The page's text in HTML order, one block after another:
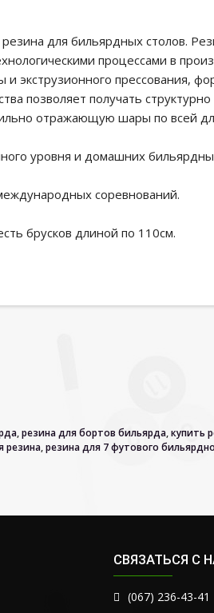
для бильярдных столов.
процессами в
и экструзионного прессования,
позволяет получать
отражающую шары по всей
уровня и домашних
соревнований.
брусков длиной по 110см.
,резина для бортов бильярда,купить
резина,резина для 7 футового
СВЯЗАТЬСЯ С
(067) 236-43-41